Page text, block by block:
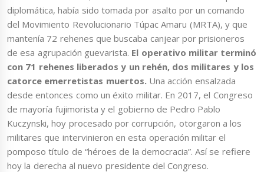
diplomática, había sido tomada por asalto por un comando
del Movimiento Revolucionario Túpac Amaru (MRTA), y que
mantenía 72 rehenes que buscaba canjear por prisioneros
de esa agrupación guevarista. El operativo militar terminó
con 71 rehenes liberados y un rehén, dos militares y los
catorce emerretistas muertos. Una acción ensalzada
desde entonces como un éxito militar. En 2017, el Congreso
de mayoría fujimorista y el gobierno de Pedro Pablo
Kuczynski, hoy procesado por corrupción, otorgaron a los
militares que intervinieron en esta operación militar el
pomposo título de “héroes de la democracia”. Así se refiere
hoy la derecha al nuevo presidente del Congreso.